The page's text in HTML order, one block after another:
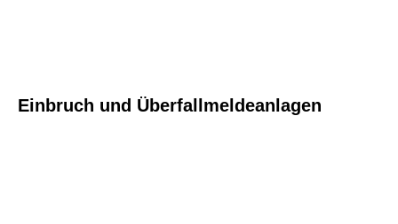
Einbruch und Überfallmeldeanlagen